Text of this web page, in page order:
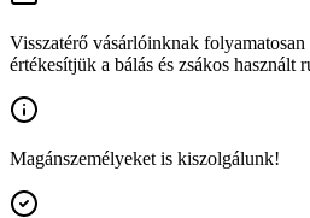
Visszatérő vásárlóinknak
értékesítjük a bálás és zsákos használt
Magánszemélyeket is kiszolgálunk!